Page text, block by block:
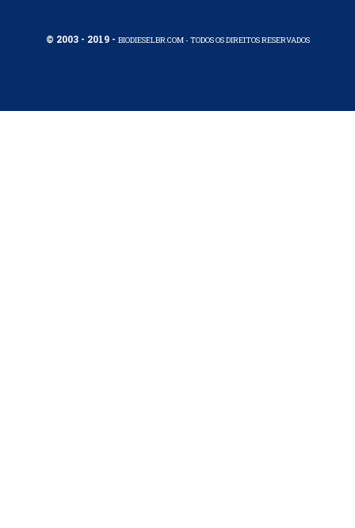
© 2003 - 2019 - BIODIESELBR.COM - TODOS OS DIREITOS RESERVADOS